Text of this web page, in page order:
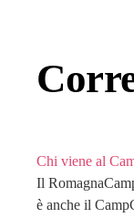
Chi viene al
Il
è anche il